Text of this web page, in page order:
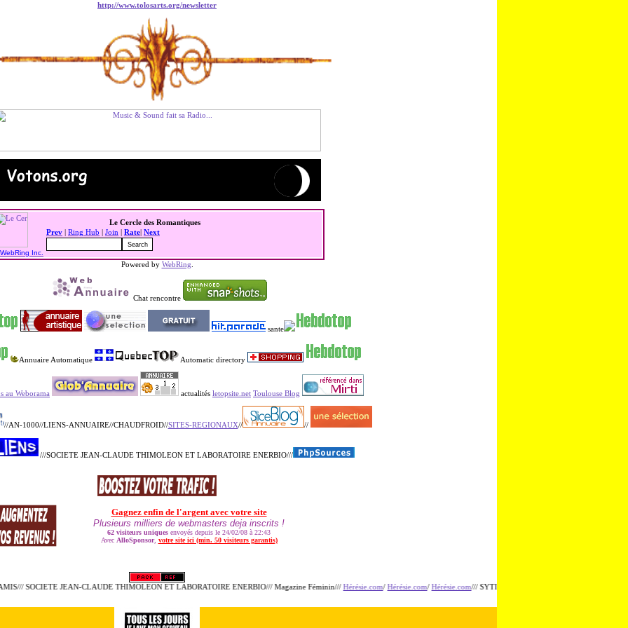
http://www.tolosarts.org/newsletter
WebRing Inc.
Le Cercle des Romantiques
Prev
Ring Hub Join Rate Next
Powered by WebRing.
Chat rencontre
sante
Annuaire Automatique Automatic directory
au Weborama actualités letopsite.net Toulouse Blog
//AN-1000//LIENS-ANNUAIRE//CHAUDFROID//SITES-REGIONAUX// //
///SOCIETE JEAN-CLAUDE THIMOLEON ET LABORATOIRE ENERBIO///
JEAN-CLAUDE THIMOLEON ET LABORATOIRE ENERBIO/// Magazine Féminin///Hérésie.com/Hérésie.com/Hérésie.com/// SYTI.net/ SYTI.net/ SYTI.net/